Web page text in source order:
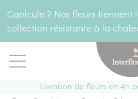
Canicule ? Nos fleurs
collection résistante à la
Livraison de fleurs en 4h